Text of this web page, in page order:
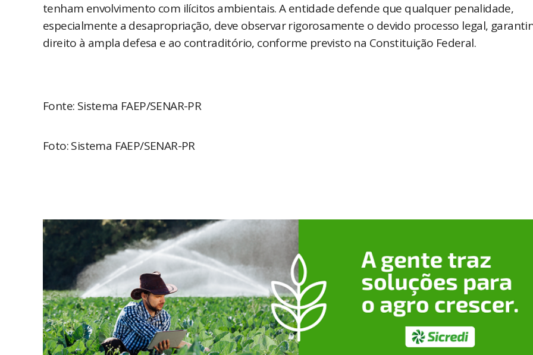
tenham envolvimento com ilícitos ambientais. A entidade defende que qualquer penalidade,
especialmente a desapropriação, deve observar rigorosamente o devido processo legal,
direito à ampla defesa e ao contraditório, conforme previsto na Constituição Federal.
Fonte: Sistema FAEP/SENAR-PR
Foto: Sistema FAEP/SENAR-PR